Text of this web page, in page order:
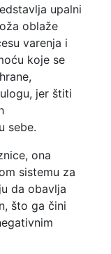
upalni
oblaže
varenja i
koje se
jer štiti
sebe.
ona
sistemu za
da obavlja
što ga čini